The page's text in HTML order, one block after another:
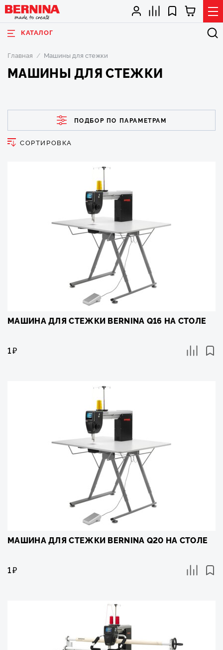
КАТАЛОГ
Главная Машины для стежки
МАШИНЫ ДЛЯ СТЕЖКИ
ПОДБОР ПО ПАРАМЕТРАМ
СОРТИРОВКА
МАШИНА ДЛЯ СТЕЖКИ BERNINA Q16 НА СТОЛЕ
1₽
МАШИНА ДЛЯ СТЕЖКИ BERNINA Q20 НА СТОЛЕ
1₽